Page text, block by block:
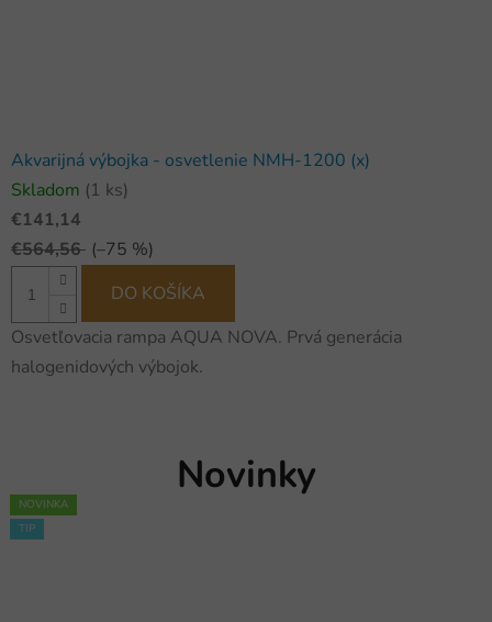
Akvarijná výbojka - osvetlenie NMH-1200 (x)
Skladom (1 ks)
€141,14
€564,56 (–75 %)
DO KOŠÍKA
Osvetľovacia rampa AQUA NOVA. Prvá generácia
halogenidových výbojok.
Novinky
NOVINKA
NOVINKA
NOVINKA
TIP
NOVINKA
NOVINKA
NOVINKA
NOVINKA
NOVINKA
NOVINKA
NOVINKA
NOVINKA
NOVINKA
NOVINKA
NOVINKA
TIP
NOVINKA
NOVINKA
NOVINKA
NOVINKA
TIP
NOVINKA
NOVINKA
NOVINKA
NOVINKA
NOVINKA
NOVINKA